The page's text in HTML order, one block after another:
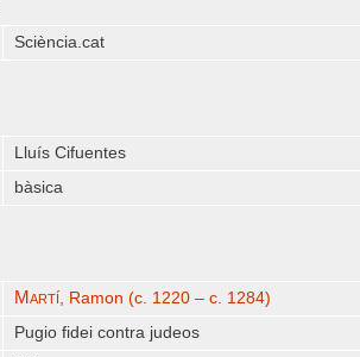
Sciència.cat
Lluís Cifuentes
bàsica
Martí, Ramon (c. 1220 – c. 1284)
Pugio fidei contra judeos